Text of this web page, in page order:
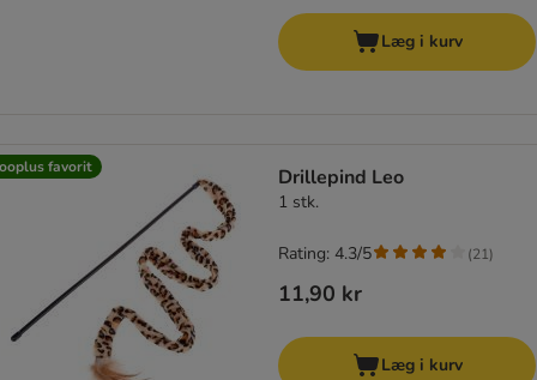
Læg i kurv
favorit Drillepind Leo
1 stk.
11,90 kr
Rating: 4.3/5 (21)
Læg i kurv